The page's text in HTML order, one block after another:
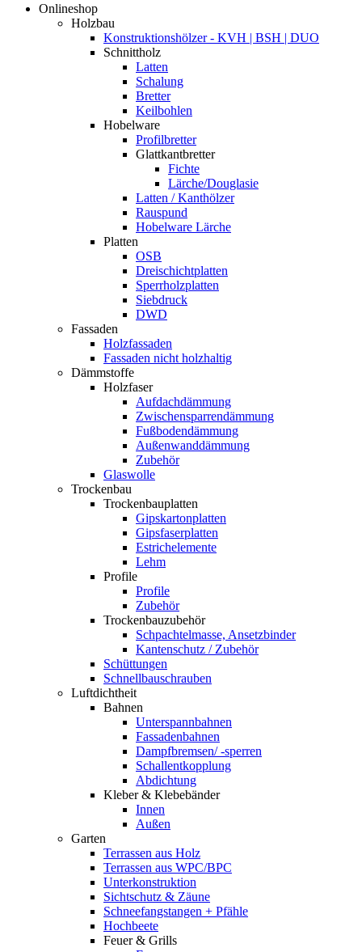
Onlineshop
Holzbau
Konstruktionshölzer - KVH | BSH | DUO
Schnittholz
Latten
Schalung
Bretter
Keilbohlen
Hobelware
Profilbretter
Glattkantbretter
Fichte
Lärche/Douglasie
Latten / Kanthölzer
Rauspund
Hobelware Lärche
Platten
OSB
Dreischichtplatten
Sperrholzplatten
Siebdruck
DWD
Fassaden
Holzfassaden
Fassaden nicht holzhaltig
Dämmstoffe
Holzfaser
Aufdachdämmung
Zwischensparrendämmung
Fußbodendämmung
Außenwanddämmung
Zubehör
Glaswolle
Trockenbau
Trockenbauplatten
Gipskartonplatten
Gipsfaserplatten
Estrichelemente
Lehm
Profile
Profile
Zubehör
Trockenbauzubehör
Schpachtelmasse, Ansetzbinder
Kantenschutz / Zubehör
Schüttungen
Schnellbauschrauben
Luftdichtheit
Bahnen
Unterspannbahnen
Fassadenbahnen
Dampfbremsen/ -sperren
Schallentkopplung
Abdichtung
Kleber & Klebebänder
Innen
Außen
Garten
Terrassen aus Holz
Terrassen aus WPC/BPC
Unterkonstruktion
Sichtschutz & Zäune
Schneefangstangen + Pfähle
Hochbeete
Feuer & Grills